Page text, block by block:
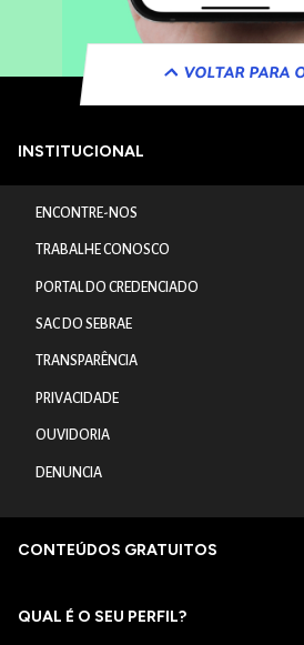
VOLTAR PARA
INSTITUCIONAL
ENCONTRE-NOS
TRABALHE CONOSCO
PORTAL DO CREDENCIADO
SAC DO SEBRAE
TRANSPARÊNCIA
PRIVACIDADE
OUVIDORIA
DENUNCIA
CONTEÚDOS GRATUITOS
QUAL É O SEU PERFIL?